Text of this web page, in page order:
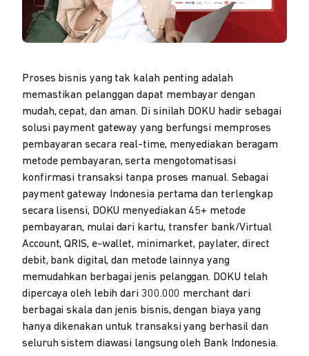
Proses bisnis yang tak kalah penting adalah
memastikan pelanggan dapat membayar dengan
mudah, cepat, dan aman. Di sinilah DOKU hadir sebagai
solusi payment gateway yang berfungsi memproses
pembayaran secara real-time, menyediakan beragam
metode pembayaran, serta mengotomatisasi
konfirmasi transaksi tanpa proses manual. Sebagai
payment gateway Indonesia pertama dan terlengkap
secara lisensi, DOKU menyediakan 45+ metode
pembayaran, mulai dari kartu, transfer bank/Virtual
Account, QRIS, e-wallet, minimarket, paylater, direct
debit, bank digital, dan metode lainnya yang
memudahkan berbagai jenis pelanggan. DOKU telah
dipercaya oleh lebih dari 300.000 merchant dari
berbagai skala dan jenis bisnis, dengan biaya yang
hanya dikenakan untuk transaksi yang berhasil dan
seluruh sistem diawasi langsung oleh Bank Indonesia.